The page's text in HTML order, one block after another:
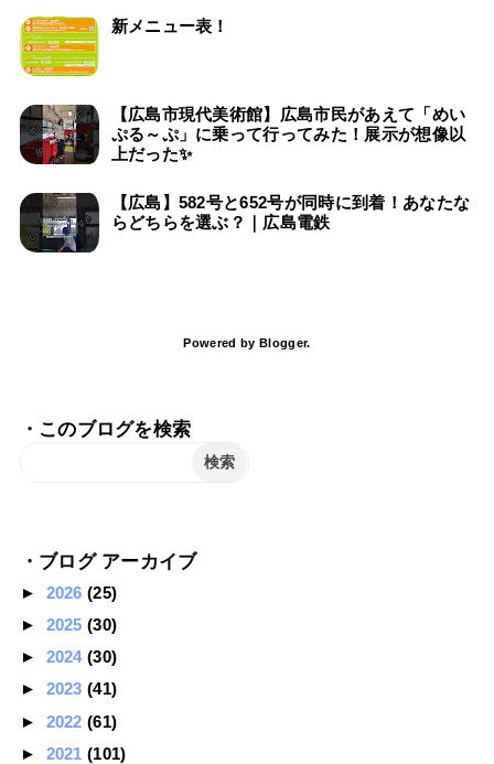
新メニュー表！
【広島市現代美術館】広島市民があえて「めい
ぷる～ぷ」に乗って行ってみた！展示が想像以
上だった✨
【広島】582号と652号が同時に到着！あなたな
らどちらを選ぶ？｜広島電鉄
Powered by Blogger.
・このブログを検索
・ブログ アーカイブ
► 2026(25)
► 2025(30)
► 2024(30)
► 2023(41)
► 2022(61)
► 2021(101)